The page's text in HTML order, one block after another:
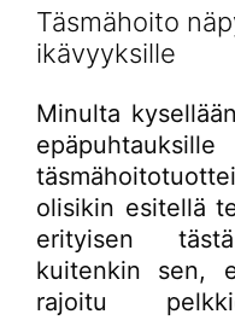
Täsmähoito
ikävyyksille
Minulta
olisikin esitellä
erityisen
kuitenkin sen,
rajoitu